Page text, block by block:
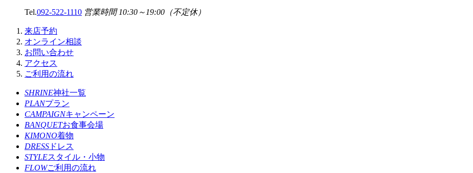
Tel.092-522-1110 営業時間 10:30～19:00（不定休）
来店予約
オンライン相談
お問い合わせ
アクセス
ご利用の流れ
SHRINE神社一覧
PLANプラン
CAMPAIGNキャンペーン
BANQUETお食事会場
KIMONO着物
DRESS ドレス
STYLEスタイル・小物
FLOWご利用の流れ